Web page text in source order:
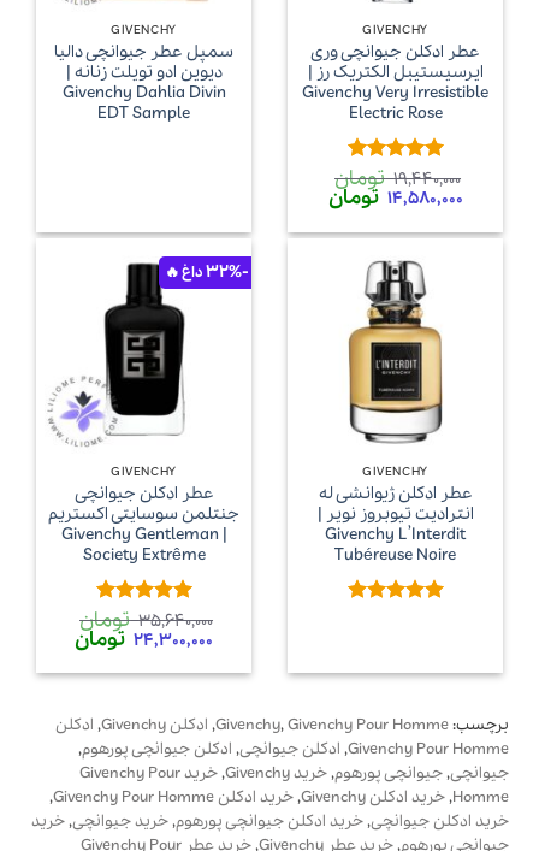
GIVENCHY
عطر ادکلن جیوانچی وری
ایرسیستیبل الکتریک رز |
Givenchy Very Irresistible
Electric Rose
امتیاز5از
5
19,440,000 تومان
قیمت
اصلی
19,440,000 تومان
بود.
14,580,000 تومان
14,580,000 تومان
است.
GIVENCHY
سمپل عطر جیوانچی دالیا
دیوین ادو تویلت زنانه |
Givenchy Dahlia Divin
EDT Sample
GIVENCHY
عطر ادکلن ژیوانشی له
انترادیت تیوبروز نویر |
Givenchy L’Interdit
Tubéreuse Noire
-32%
GIVENCHY
عطر ادکلن جیوانچی
جنتلمن سوسایتی اکستریم
| Givenchy Gentleman
Society Extrême
امتیاز5از
5
35,640,000 تومان
قیمت
اصلی
35,640,000 تومان
بود.
24,300,000 تومان
است.
برچسب: Givenchy,Givenchy Pour Homme
, ادکلن Givenchy , ادکلن
Givenchy Pour Homme
, ادکلن جیوانچی, ادکلن جیوانچی پورهوم,
جیوانچی,جیوانچی پورهوم,خرید Givenchy ,
خرید Givenchy Pour
Homme
,خرید ادکلن Givenchy ,خرید ادکلن Givenchy Pour Homme
,
خرید ادکلن جیوانچی,خرید ادکلن جیوانچی پورهوم,خرید جیوانچی,خرید
جیوانچی پورهوم,خرید عطر Givenchy , خرید عطر Givenchy Pour